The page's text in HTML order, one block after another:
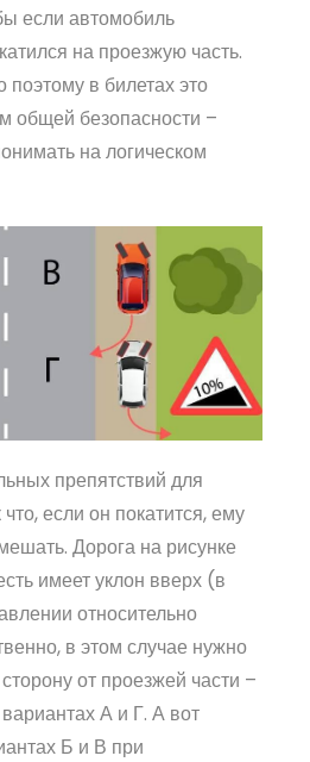
если автомобиль
на проезжую часть.
в билетах это
общей безопасности –
на логическом
препятствий для
если он покатится, ему
Дорога на рисунке
имеет уклон вверх (в
относительно
в этом случае нужно
от проезжей части –
А и Г. А вот
Б и В при